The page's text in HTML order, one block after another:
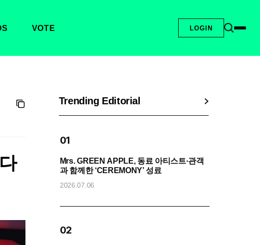
VOTE LOGIN
Trending Editorial
01
Mrs. GREEN APPLE, 동료 아티스트·관객
과 함께한 ‘CEREMONY’ 성료
2026.07.06
02